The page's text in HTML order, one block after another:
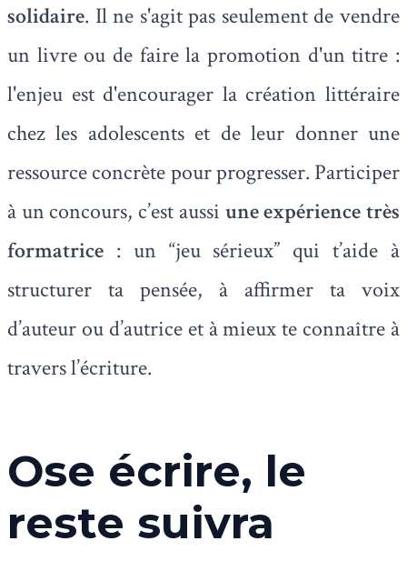
solidaire. Il ne s'agit pas seulement de vendre
un livre ou de faire la promotion d'un titre :
l'enjeu est d'encourager la création littéraire
chez les adolescents et de leur donner une
ressource concrète pour progresser. Participer
à un concours, c’est aussi une expérience très
formatrice : un “jeu sérieux” qui t’aide à
structurer ta pensée, à affirmer ta voix
d’auteur ou d’autrice et à mieux te connaître à
travers l’écriture.
Ose écrire, le
reste suivra